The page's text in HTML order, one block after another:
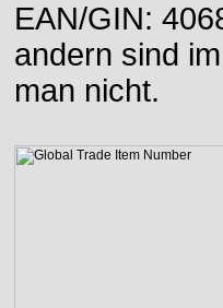
EAN/GIN:
andern sind
man nicht.